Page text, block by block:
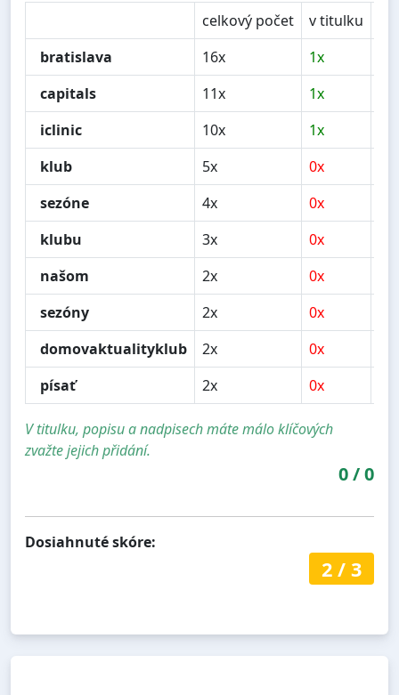
celkový počet
v titulku
bratislava
16x 1x
capitals
11x 1x
iclinic
10x 1x
klub
5x 0x
sezóne
4x 0x
klubu
3x 0x
našom
2x 0x
sezóny
2x 0x
domovaktualityklub
2x 0x
písať
2x 0x
V titulku, popisu a nadpisech máte málo klíčových
zvažte jejich přidání.
0/0
Dosiahnuté skóre:
2/ 3